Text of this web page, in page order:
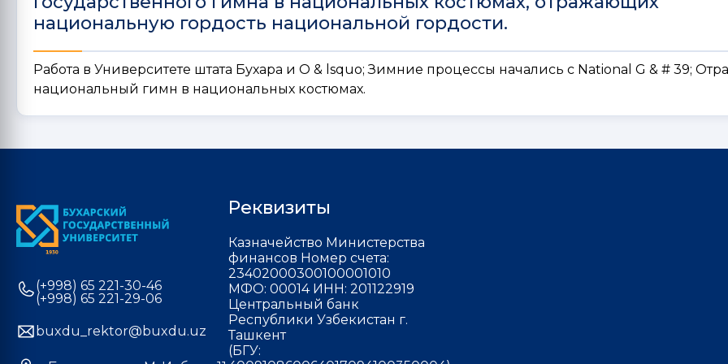
национальную гордость национальной гордости.
Работа в Университете штата Бухара и O & lsquo; Зимние процессы начались с National G & # 39;
национальный гимн в национальных костюмах.
(+998) 65 221-30-46
(+998) 65 221-29-06
buxdu_rektor@buxdu.uz
Реквизиты
Казначейство Министерства
финансов Номер счета:
23402000300100001010
МФО: 00014 ИНН: 201122919
Центральный банк
Республики Узбекистан г.
Ташкент
(БГУ: